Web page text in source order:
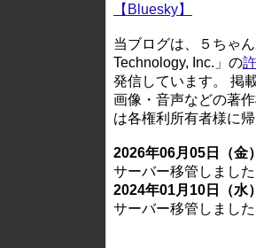
【Bluesky】
当ブログは、５ちゃ
Technology, Inc.」の
発信しています。 掲
画像・音声などの著
は各権利所有者様に帰
2026年06月05日（金）
サーバー移管しました
2024年01月10日（水）
サーバー移管しました